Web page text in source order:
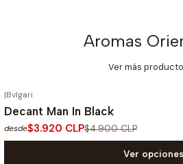
Aromas
Ver más
-20%
|Bvlgari
Decant Man In Black
desde$3.920 CLP$4.900 CLP
Ver opciones